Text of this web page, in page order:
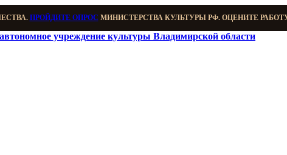
ПРОЙДИТЕ ОПРОС МИНИСТЕРСТВА КУЛЬТУРЫ РФ. ОЦЕНИТЕ
автономное учреждение культуры Владимирской области